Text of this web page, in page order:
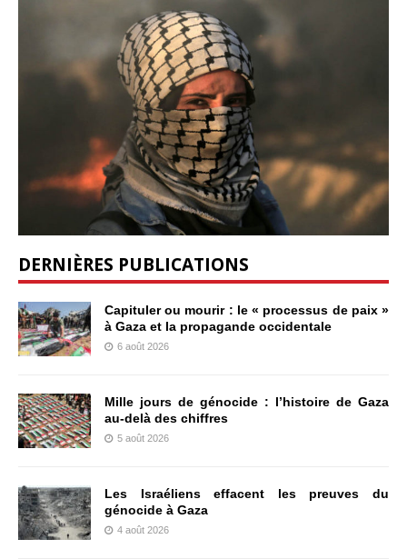
DERNIÈRES PUBLICATIONS
Capituler ou mourir : le « processus de paix »
à Gaza et la propagande occidentale
6 août 2026
Mille jours de génocide : l’histoire de Gaza
au-delà des chiffres
5 août 2026
Les Israéliens effacent les preuves du
génocide à Gaza
4 août 2026